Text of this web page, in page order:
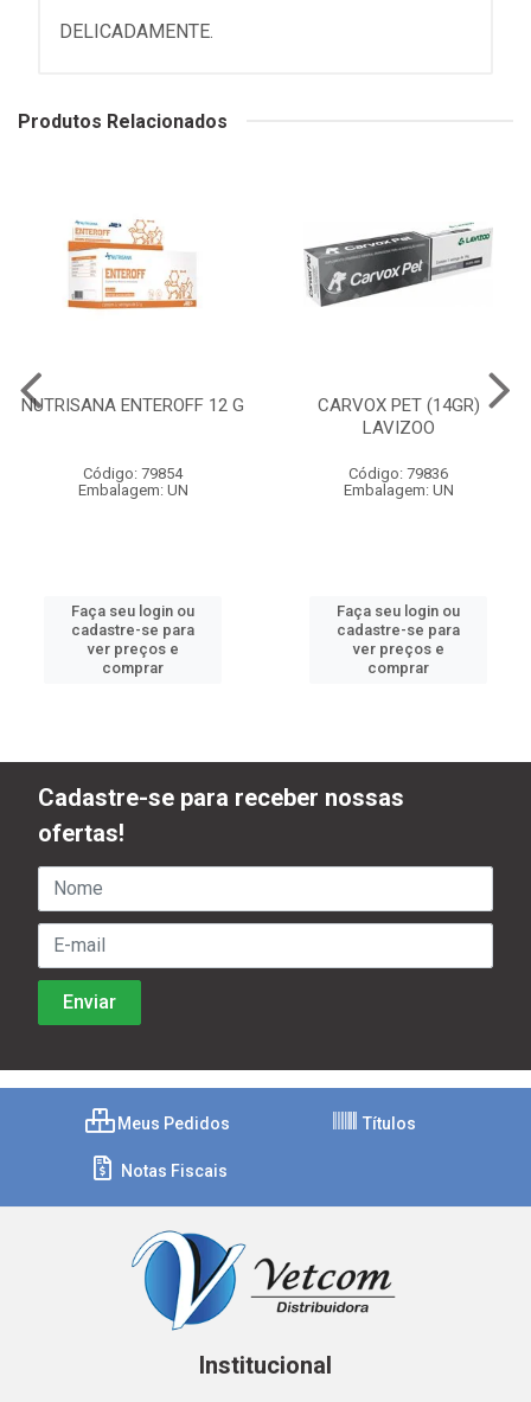
DELICADAMENTE.
Produtos Relacionados
NUTRISANA ENTEROFF 12 G
Código: 79854
Embalagem: UN
Faça seu login ou
cadastre-se para
ver preços e
comprar
CARVOX PET (14GR)
LAVIZOO
Código: 79836
Embalagem: UN
Faça seu login ou
cadastre-se para
ver preços e
comprar
Cadastre-se para receber nossas
ofertas!
Meus Pedidos Títulos
Notas Fiscais
Institucional